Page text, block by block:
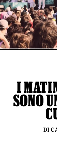
I
SONO
DI